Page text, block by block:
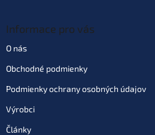
Informace pro vás
O nás
Obchodné podmienky
Podmienky ochrany osobných údajov
Výrobci
Články